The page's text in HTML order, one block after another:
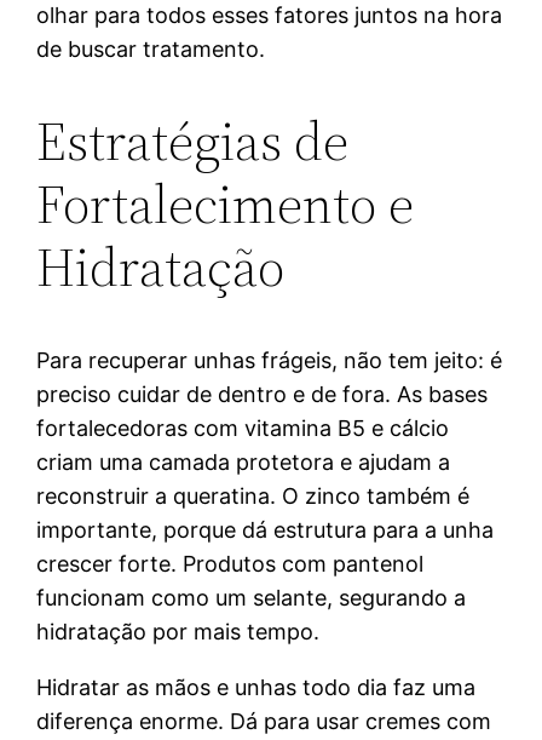
olhar para todos esses fatores juntos na hora
de buscar tratamento.
Estratégias de
Fortalecimento e
Hidratação
Para recuperar unhas frágeis, não tem jeito: é
preciso cuidar de dentro e de fora. As bases
fortalecedoras com vitamina B5 e cálcio
criam uma camada protetora e ajudam a
reconstruir a queratina. O zinco também é
importante, porque dá estrutura para a unha
crescer forte. Produtos com pantenol
funcionam como um selante, segurando a
hidratação por mais tempo.
Hidratar as mãos e unhas todo dia faz uma
diferença enorme. Dá para usar cremes com